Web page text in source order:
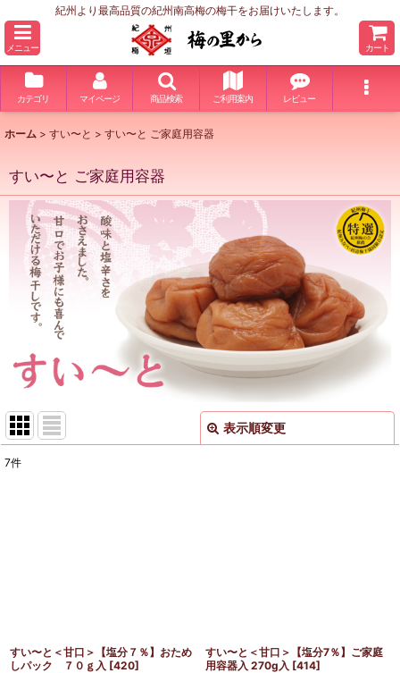
紀州より最高品質の紀州南高梅の梅干をお届けいたします。
メニュー カート
カテゴリ マイページ 商品検索 ご利用案内 レビュー
ホーム > すい〜と > すい〜と ご家庭用容器
すい〜と ご家庭用容器
表示順変更
7件
すい〜と＜甘口＞【塩分７％】おため
しパック ７０ｇ入 [420]
すい〜と＜甘口＞【塩分7％】ご家庭
用容器入 270g入 [414]